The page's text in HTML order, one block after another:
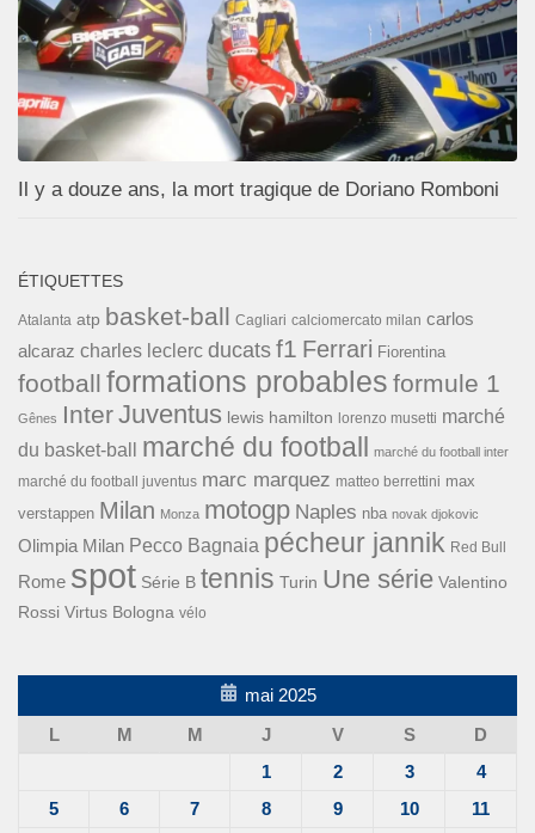
Il y a douze ans, la mort tragique de Doriano Romboni
ÉTIQUETTES
Atalanta atp basket-ball Cagliari calciomercato milan carlos
alcaraz charles leclerc ducats f1 Ferrari Fiorentina
football formations probables formule 1
Gênes InterJuventus lewis hamilton lorenzo musetti marché
du basket-ball
marché du football marché du football inter
marché du football juventus marc marquez matteo berrettini max
verstappen Milan Monza motogp Naples nba novak djokovic
Olimpia Milan Pecco Bagnaia pécheur jannik Red Bull
Rome spot Série B tennis Turin Une série Valentino
Rossi Virtus Bologna vélo
mai 2025
L
M M J V S
D
1
2 3
4
5
6 7 8 9 10 11